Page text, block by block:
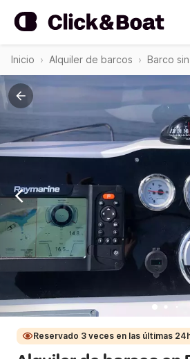
Inicio Alquiler de barcos Barco
Reservado 3 veces en las últimas